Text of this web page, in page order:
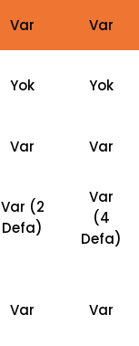
Var Var
Yok Yok
Var Var
Var (2
Defa)
Var
(4
Defa)
Var Var